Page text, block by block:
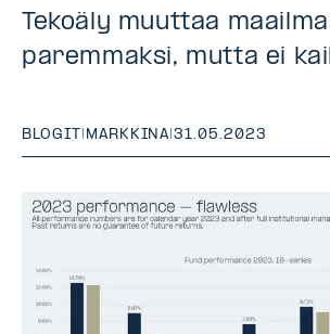
Tekoäly muuttaa
paremmaksi, mutta ei
BLOGIT | MARKKINA|31.05.2023